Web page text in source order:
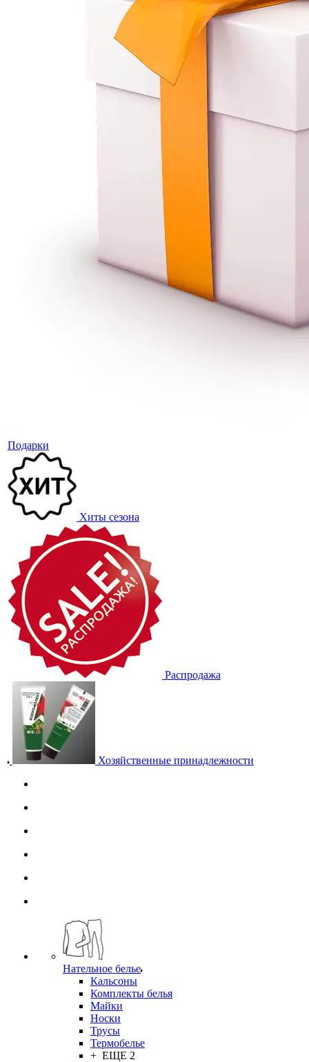
Подарки
Хиты сезона
Распродажа
Хозяйственные принадлежности
Нательное белье
Кальсоны
Комплекты белья
Майки
Носки
Трусы
Термобелье
+ ЕЩЕ 2